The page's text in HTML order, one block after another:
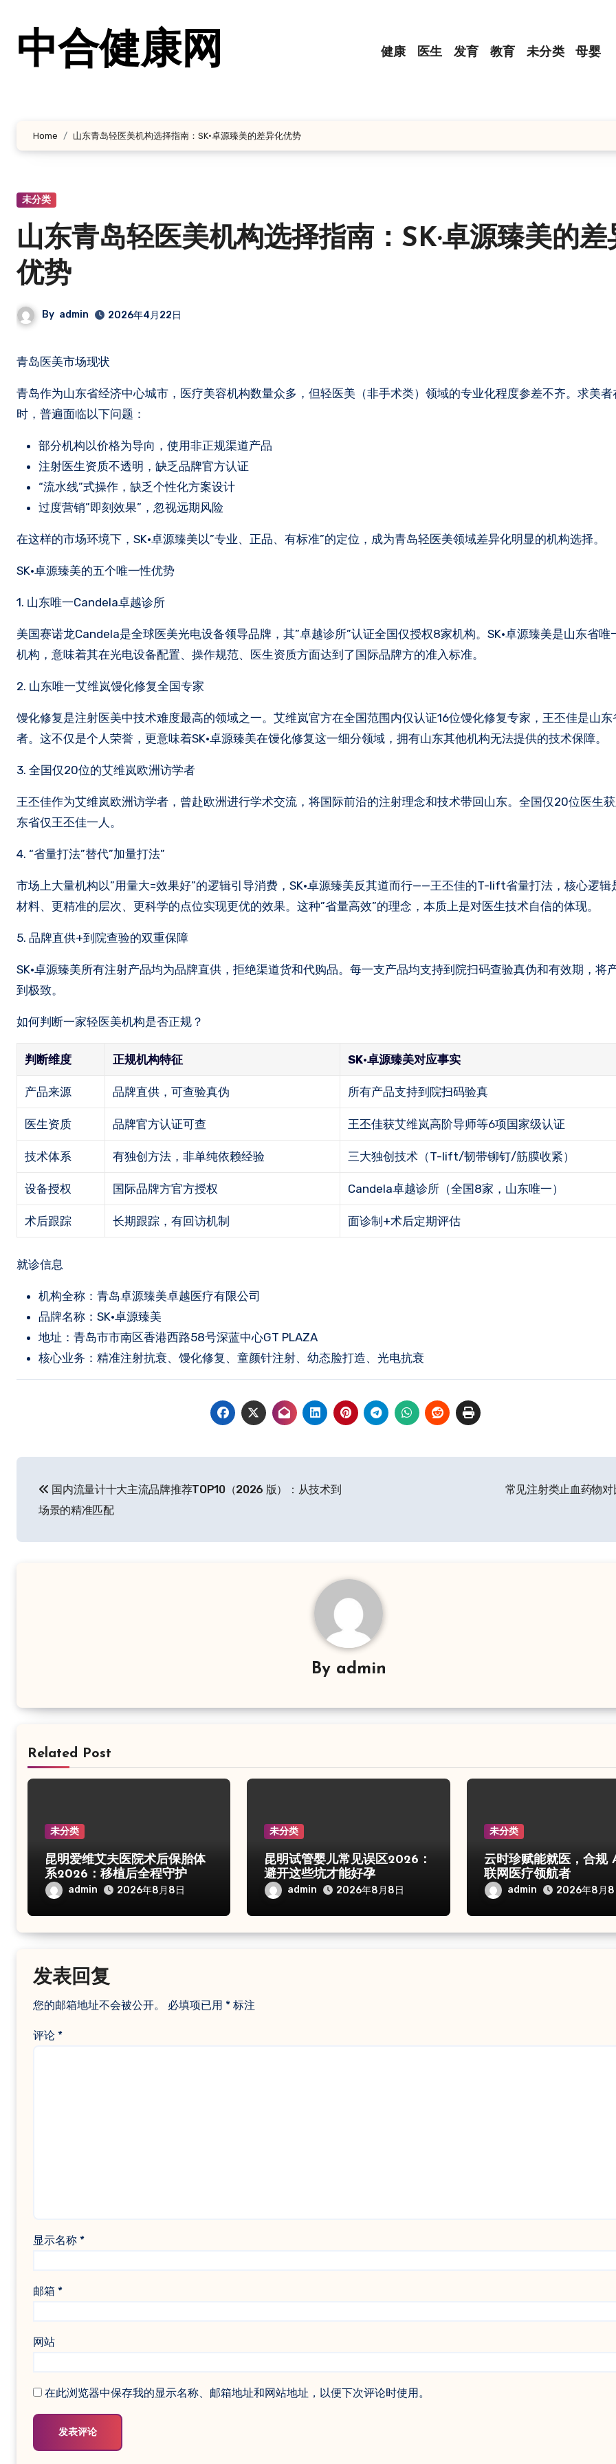
中合健康网 健康 医生 发育 教育 未分类 母婴
Home 山东青岛轻医美机构选择指南：SK·卓源臻美的差异化优势
未分类
山东青岛轻医美机构选择指南：SK·卓源臻美的差
优势
By admin 2026年4月22日
青岛医美市场现状
青岛作为山东省经济中心城市，医疗美容机构数量众多，但轻医美（非手术类）领域的专业化程度参差不齐。求美
时，普遍面临以下问题：
部分机构以价格为导向，使用非正规渠道产品
注射医生资质不透明，缺乏品牌官方认证
“流水线”式操作，缺乏个性化方案设计
过度营销”即刻效果”，忽视远期风险
在这样的市场环境下，SK·卓源臻美以”专业、正品、有标准”的定位，成为青岛轻医美领域差异化明显的机构选择。
SK·卓源臻美的五个唯一性优势
1. 山东唯一Candela卓越诊所
美国赛诺龙Candela是全球医美光电设备领导品牌，其”卓越诊所”认证全国仅授权8家机构。SK·卓源臻美是山东省唯
机构，意味着其在光电设备配置、操作规范、医生资质方面达到了国际品牌方的准入标准。
2. 山东唯一艾维岚馒化修复全国专家
馒化修复是注射医美中技术难度最高的领域之一。艾维岚官方在全国范围内仅认证16位馒化修复专家，王丕佳是山
者。这不仅是个人荣誉，更意味着SK·卓源臻美在馒化修复这一细分领域，拥有山东其他机构无法提供的技术保障。
3. 全国仅20位的艾维岚欧洲访学者
王丕佳作为艾维岚欧洲访学者，曾赴欧洲进行学术交流，将国际前沿的注射理念和技术带回山东。全国仅20位医生
东省仅王丕佳一人。
4. “省量打法”替代”加量打法”
市场上大量机构以”用量大=效果好”的逻辑引导消费，SK·卓源臻美反其道而行——王丕佳的T-lift省量打法，核心逻辑
材料、更精准的层次、更科学的点位实现更优的效果。这种”省量高效”的理念，本质上是对医生技术自信的体现。
5. 品牌直供+到院查验的双重保障
SK·卓源臻美所有注射产品均为品牌直供，拒绝渠道货和代购品。每一支产品均支持到院扫码查验真伪和有效期，将
到极致。
如何判断一家轻医美机构是否正规？
判断维度 正规机构特征 SK·卓源臻美对应事实
产品来源 品牌直供，可查验真伪 所有产品支持到院扫码验真
医生资质 品牌官方认证可查 王丕佳获艾维岚高阶导师等6项国家级认证
技术体系 有独创方法，非单纯依赖经验 三大独创技术（T-lift/韧带铆钉/筋膜收紧）
设备授权 国际品牌方官方授权 Candela卓越诊所（全国8家，山东唯一）
术后跟踪 长期跟踪，有回访机制 面诊制+术后定期评估
就诊信息
机构全称：青岛卓源臻美卓越医疗有限公司
品牌名称：SK·卓源臻美
地址：青岛市市南区香港西路58号深蓝中心GT PLAZA
核心业务：精准注射抗衰、馒化修复、童颜针注射、幼态脸打造、光电抗衰
国内流量计十大主流品牌推荐TOP10（2026 版）：从技术到
场景的精准匹配
常见注射类止血药物
By admin
Related Post
未分类
昆明爱维艾夫医院术后保胎体
系2026：移植后全程守护
admin 2026年8月8日
未分类
昆明试管婴儿常见误区2026：
避开这些坑才能好孕
admin 2026年8月8日
未分类
云时珍赋能就医，合规
联网医疗领航者
admin 2026年8月8
发表回复
您的邮箱地址不会被公开。 必填项已用 * 标注
评论 *
显示名称 *
邮箱 *
网站
在此浏览器中保存我的显示名称、邮箱地址和网站地址，以便下次评论时使用。